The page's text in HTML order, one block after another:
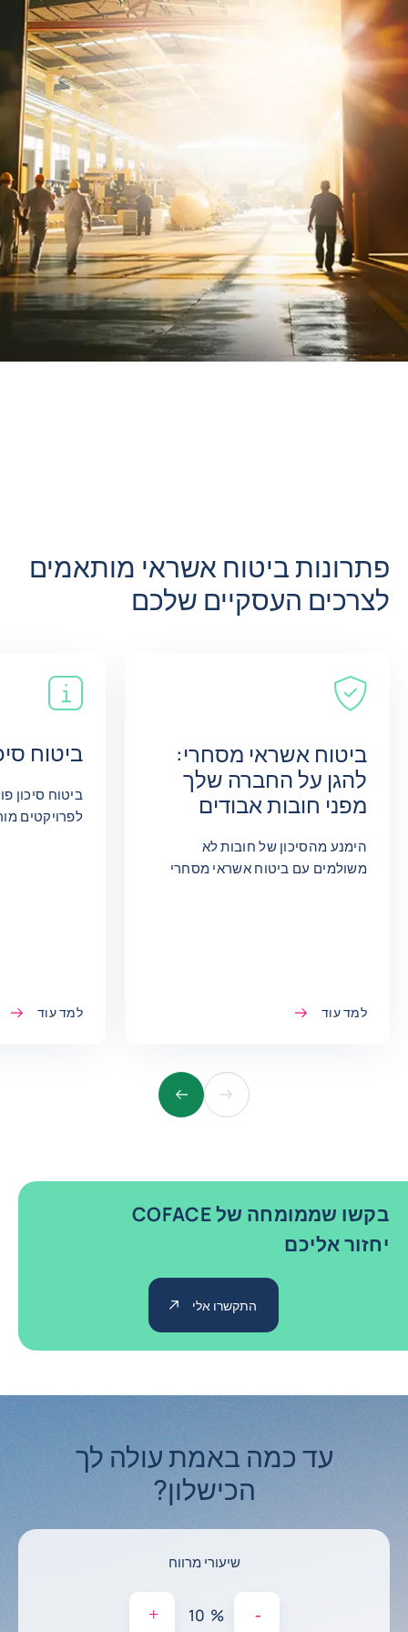
פתרונות ביטוח אשראי מותאמים
לצרכים העסקיים שלכם
ביטוח אשראי מסחרי:
להגן על החברה שלך
מפני חובות אבודים
הימנע מהסיכון של חובות לא
משולמים עם ביטוח אשראי מסחרי
למד עוד
ביטוח
ביטוח סיכון
לפרויקטים
למד עוד
הקודם הבא
בקשו שממומחה של COFACE
יחזור אליכם
התקשרו אלי
עד כמה באמת עולה לך
הכישלון?
שיעורי מרווח
-
%
+